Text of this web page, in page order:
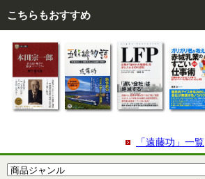
こちらもおすすめ
「遠藤功」一覧